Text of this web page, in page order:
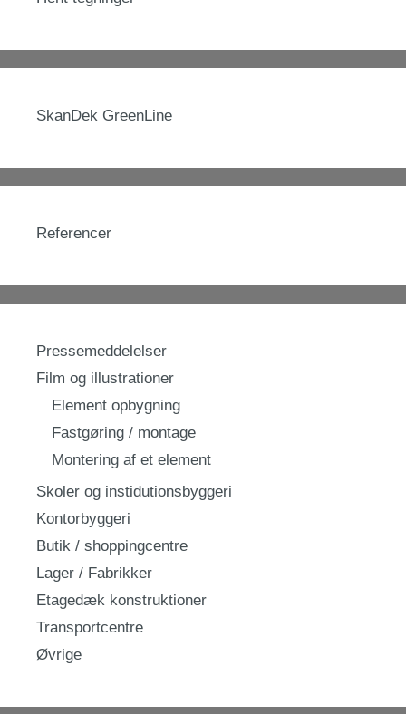
SkanDek GreenLine
Referencer
Pressemeddelelser
Film og illustrationer
Element opbygning
Fastgøring / montage
Montering af et element
Skoler og instidutionsbyggeri
Kontorbyggeri
Butik / shoppingcentre
Lager / Fabrikker
Etagedæk konstruktioner
Transportcentre
Øvrige